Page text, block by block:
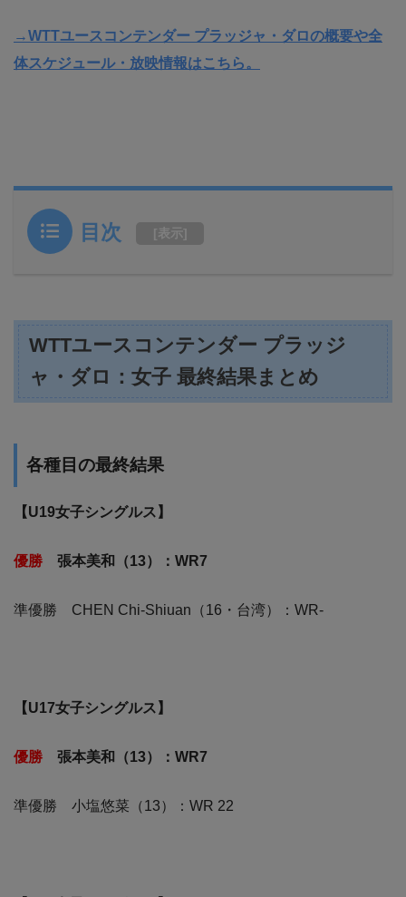
→WTTユースコンテンダー プラッジャ・ダロの概要や全
体スケジュール・放映情報はこちら。
目次 [表示]
WTTユースコンテンダー プラッジ
ャ・ダロ：女子 最終結果まとめ
各種目の最終結果
【U19女子シングルス】
優勝 張本美和（13）：WR7
準優勝 CHEN Chi-Shiuan（16・台湾）：WR-
【U17女子シングルス】
優勝 張本美和（13）：WR7
準優勝 小塩悠菜（13）：WR 22